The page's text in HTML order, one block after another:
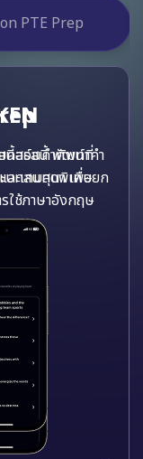
Exam Preparation
TOEIC, TOEFL)
คอร์สนี้ พัฒนาคำ
ะเกมสุดพิเศษ